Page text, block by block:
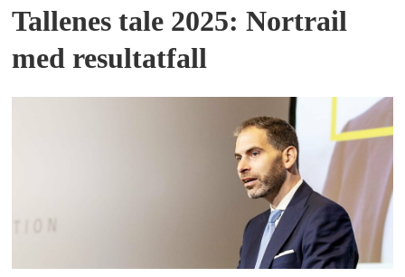
Tallenes tale 2025: Nortrail
med resultatfall